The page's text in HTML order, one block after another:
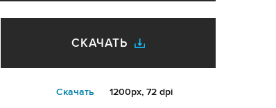
СКАЧАТЬ
Cкачать 1200px, 72 dpi